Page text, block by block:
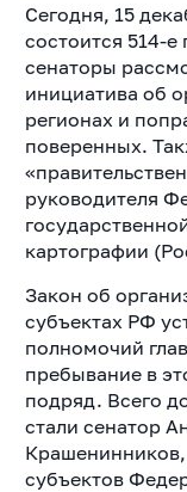
Сегодня, 15
состоится 514-
сенаторы
инициатива об
регионах и
поверенных.
руководителя
картографии
Закон об
субъектах РФ
полномочий
пребывание в
подряд. Всего
стали сенатор
субъектов